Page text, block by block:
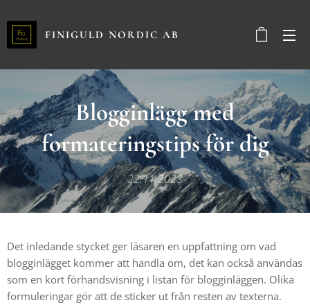
FINIGULD NORDIC AB
Blogginlägg med
formateringstips för dig
22.11.2023
Det inledande stycket ger läsaren en uppfattning om vad
blogginlägget kommer att handla om, det kan också användas
som en kort förhandsvisning i listan för blogginläggen. Olika
formuleringar gör att de sticker ut från resten av texterna.